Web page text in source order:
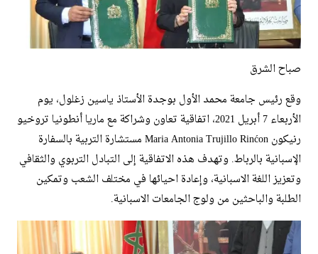
صباح الشرق
وقع رئيس جامعة محمد الأول بوجدة الأستاذ ياسين زغلول، يوم
الأربعاء 7 أبريل 2021، اتفاقية تعاون وشراكة مع ماريا أنطونيا تروخيو
رنيكون Maria Antonia Trujillo Rinćon مستشارة التربية بالسفارة
الإسبانية بالرباط. وتهدف هذه الاتفاقية إلى التبادل التربوي والثقافي
وتعزيز اللغة الاسبانية، وإعادة احيائها في مختلف الشعب وتمكين
الطلبة والباحثين من ولوج الجامعات الاسبانية.